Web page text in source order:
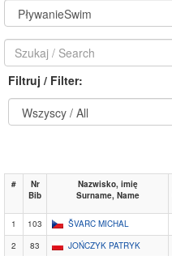
Filtruj / Filter:
#
Nr
Bib
Nazwisko, imię
Surname, Name
1 103 ŠVARC MICHAL
2
83 JOŃCZYK PATRYK